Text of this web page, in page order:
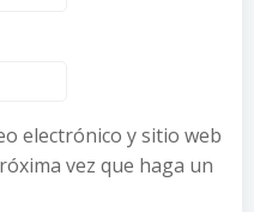
electrónico y sitio web
vez que haga un